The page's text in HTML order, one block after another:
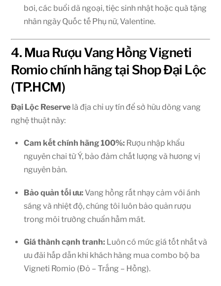
bơi, các buổi dã ngoại, tiệc sinh nhật hoặc quà tặng
nhân ngày Quốc tế Phụ nữ, Valentine.
4. Mua Rượu Vang Hồng Vigneti
Romio chính hãng tại Shop Đại Lộc
(TP.HCM)
Đại Lộc Reserve là địa chỉ uy tín để sở hữu dòng vang
nghệ thuật này:
Cam kết chính hãng 100%: Rượu nhập khẩu
nguyên chai từ Ý, bảo đảm chất lượng và hương vị
nguyên bản.
Bảo quản tối ưu:Vang hồng rất nhạy cảm với ánh
sáng và nhiệt độ, chúng tôi luôn bảo quản rượu
trong môi trường chuẩn hầm mát.
Giá thành cạnh tranh: Luôn có mức giá tốt nhất và
ưu đãi hấp dẫn khi khách hàng mua combo bộ ba
Vigneti Romio (Đỏ – Trắng – Hồng).